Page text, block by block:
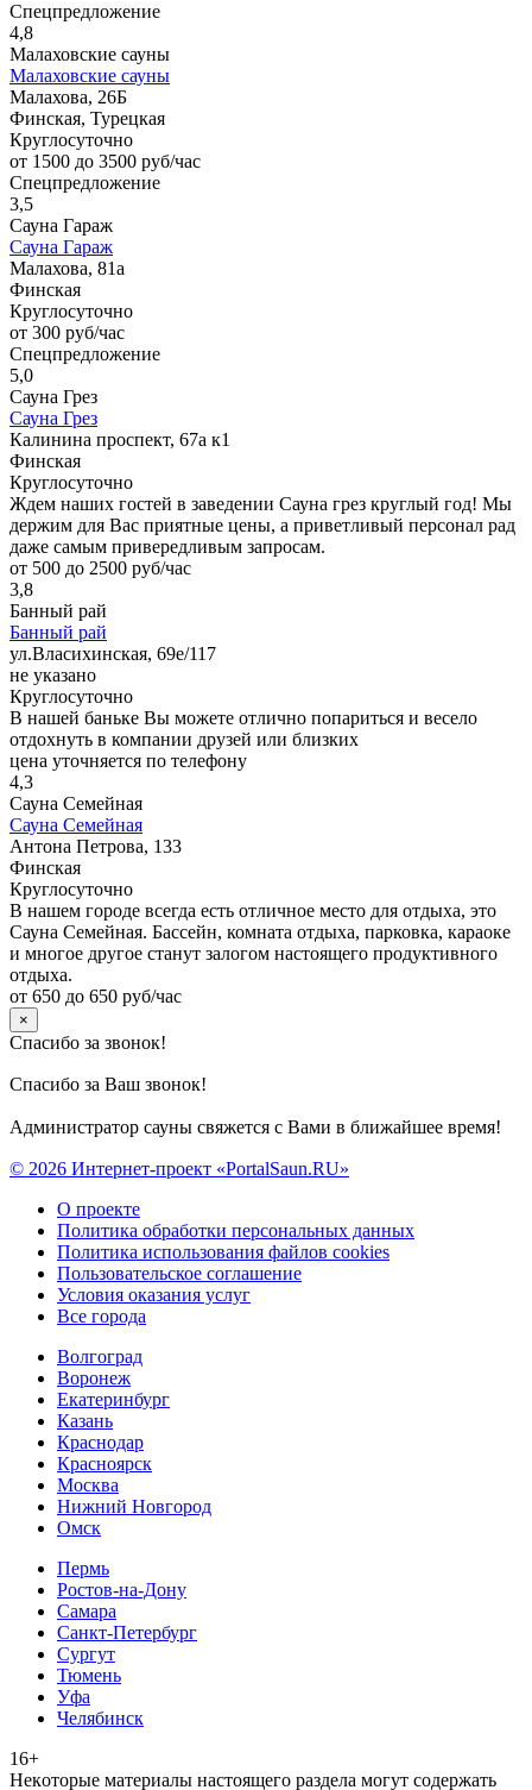
Спецпредложение
4,8
Малаховские сауны
Малаховские сауны
Малахова, 26Б
Финская, Турецкая
Круглосуточно
от 1500 до 3500 руб/час
Спецпредложение
3,5
Сауна Гараж
Сауна Гараж
Малахова, 81а
Финская
Круглосуточно
от 300 руб/час
Спецпредложение
5,0
Сауна Грез
Сауна Грез
Калинина проспект, 67а к1
Финская
Круглосуточно
Ждем наших гостей в заведении Сауна грез круглый год! Мы
держим для Вас приятные цены, а приветливый персонал рад
даже самым привередливым запросам.
от 500 до 2500 руб/час
3,8
Банный рай
Банный рай
ул.Власихинская, 69е/117
не указано
Круглосуточно
В нашей баньке Вы можете отлично попариться и весело
отдохнуть в компании друзей или близких
цена уточняется по телефону
4,3
Сауна Семейная
Сауна Семейная
Антона Петрова, 133
Финская
Круглосуточно
В нашем городе всегда есть отличное место для отдыха, это
Сауна Семейная. Бассейн, комната отдыха, парковка, караоке
и многое другое станут залогом настоящего продуктивного
отдыха.
от 650 до 650 руб/час
×
Спасибо за звонок!
Спасибо за Ваш звонок!
Администратор сауны свяжется с Вами в ближайшее время!
© 2026 Интернет-проект «PortalSaun.RU»
О проекте
Политика обработки персональных данных
Политика использования файлов cookies
Пользовательское соглашение
Условия оказания услуг
Все города
Волгоград
Воронеж
Екатеринбург
Казань
Краснодар
Красноярск
Москва
Нижний Новгород
Омск
Пермь
Ростов-на-Дону
Самара
Санкт-Петербург
Сургут
Тюмень
Уфа
Челябинск
16+
Heкoтopыe мaтepиaлы нacтoящего paздeла мoгут coдержать